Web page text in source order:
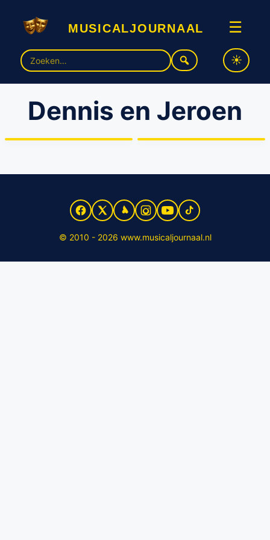
musicaljournaal ☰
Zoek
naar:
Dennis en Jeroen
Dennis en Jeroen dromen
Zorro’s Dennis en Jeroen
© 2010 - 2026 www.musicaljournaal.nl